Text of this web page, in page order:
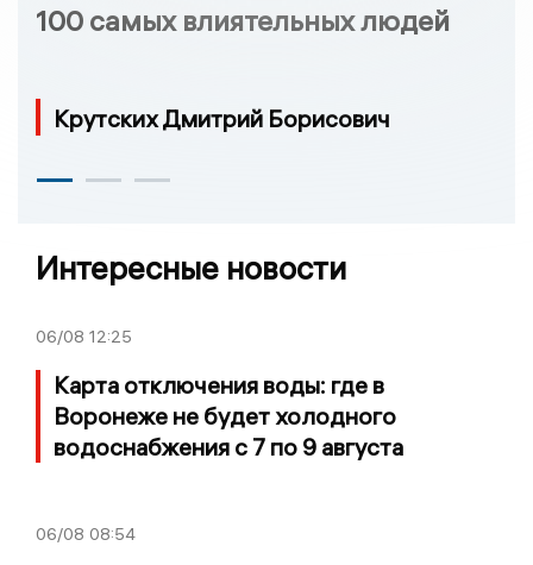
100 самых влиятельных людей
Крутских Дмитрий Борисович
Интересные новости
06/08 12:25
Карта отключения воды: где в
Воронеже не будет холодного
водоснабжения с 7 по 9 августа
06/08 08:54